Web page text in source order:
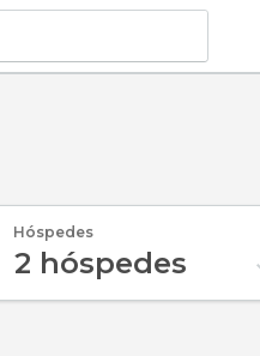
Hóspedes
2 hóspedes